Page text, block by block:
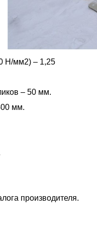
Н/мм2) – 1,25
– 50 мм.
мм.
производителя.